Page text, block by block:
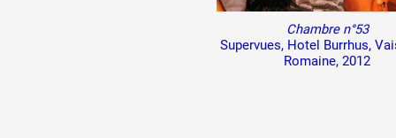
Chambre n°53
Supervues, Hotel Burrhus,
Romaine, 2012